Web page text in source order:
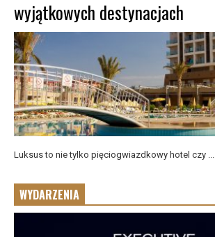
wyjątkowych destynacjach
Luksus to nie tylko pięciogwiazdkowy hotel czy ...
WYDARZENIA